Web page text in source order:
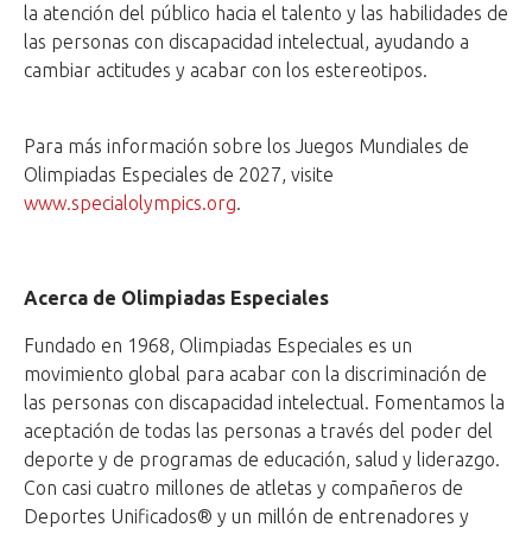
la atención del público hacia el talento y las habilidades de
las personas con discapacidad intelectual, ayudando a
cambiar actitudes y acabar con los estereotipos.
Para más información sobre los Juegos Mundiales de
Olimpiadas Especiales de 2027, visite
www.specialolympics.org.
Acerca de Olimpiadas Especiales
Fundado en 1968, Olimpiadas Especiales es un
movimiento global para acabar con la discriminación de
las personas con discapacidad intelectual. Fomentamos la
aceptación de todas las personas a través del poder del
deporte y de programas de educación, salud y liderazgo.
Con casi cuatro millones de atletas y compañeros de
Deportes Unificados® y un millón de entrenadores y